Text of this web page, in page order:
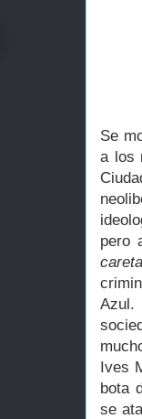
Se
a los
pero
Ives
bota
se